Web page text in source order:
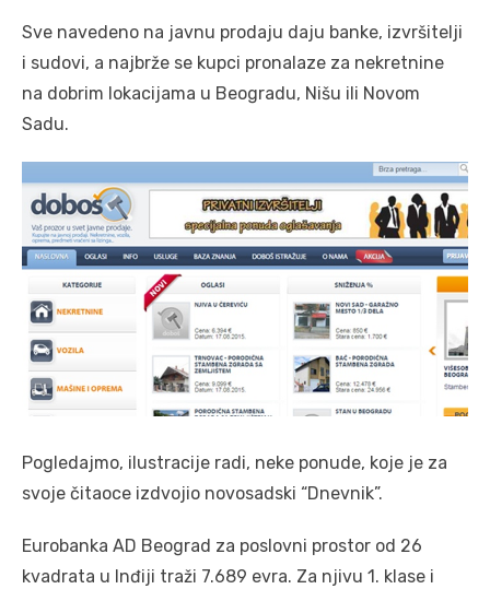
Sve navedeno na javnu prodaju daju banke, izvršitelji
i sudovi, a najbrže se kupci pronalaze za nekretnine
na dobrim lokacijama u Beogradu, Nišu ili Novom
Sadu.
Pogledajmo, ilustracije radi, neke ponude, koje je za
svoje čitaoce izdvojio novosadski “Dnevnik”.
Eurobanka AD Beograd za poslovni prostor od 26
kvadrata u Inđiji traži 7.689 evra. Za njivu 1. klase i